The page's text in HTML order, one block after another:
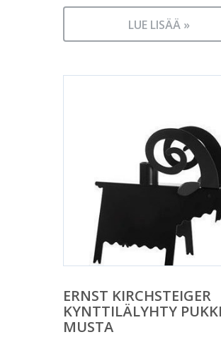
LUE LISÄÄ »
ERNST KIRCHSTEIGER
KYNTTILÄLYHTY
MUSTA